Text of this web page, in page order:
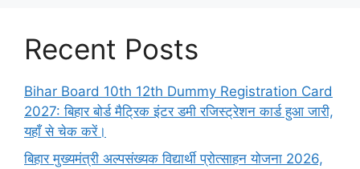
Recent Posts
Bihar Board 10th 12th Dummy Registration Card
2027: बिहार बोर्ड मैट्रिक इंटर डमी रजिस्ट्रेशन कार्ड हुआ जारी,
यहाँ से चेक करें।
बिहार मुख्यमंत्री अल्पसंख्यक विद्यार्थी प्रोत्साहन योजना 2026,